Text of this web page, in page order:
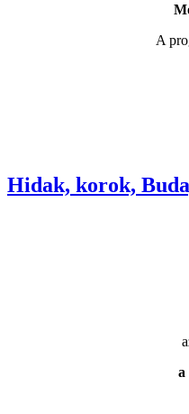
A
Hidak, korok,
a